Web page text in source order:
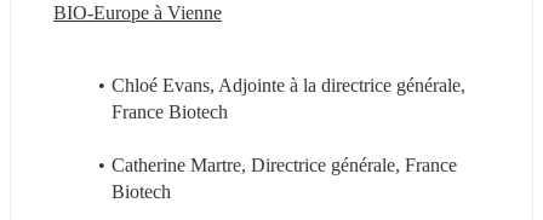
BIO-Europe à Vienne
Chloé Evans, Adjointe à la directrice générale,
France Biotech
Catherine Martre, Directrice générale, France
Biotech